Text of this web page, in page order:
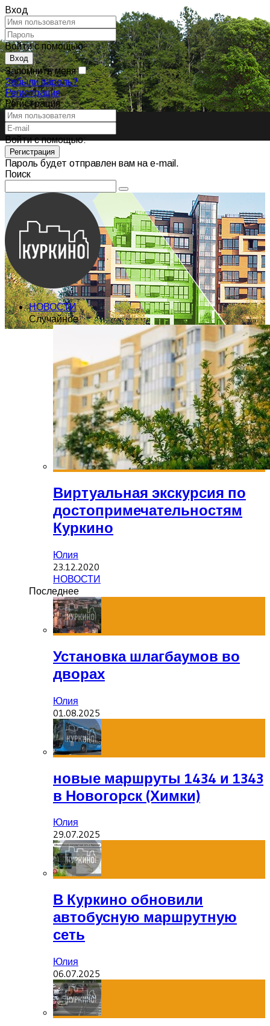
Вход
Войти с помощью:
Запомнить меня
Забыли пароль?
Регистрация
Регистрация
Войти с помощью:
Пароль будет отправлен вам на e-mail.
Поиск
НОВОСТИ
Случайное
Виртуальная экскурсия по
достопримечательностям
Куркино
Юлия
23.12.2020
НОВОСТИ
Последнее
Установка шлагбаумов во
дворах
Юлия
01.08.2025
новые маршруты 1434 и 1343
в Новогорск (Химки)
Юлия
29.07.2025
В Куркино обновили
автобусную маршрутную
сеть
Юлия
06.07.2025